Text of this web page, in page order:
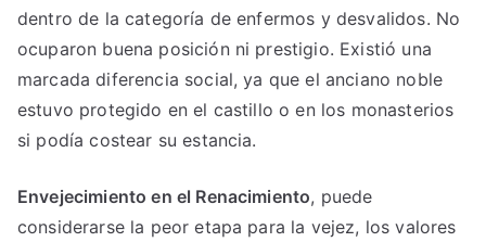
dentro de la categoría de enfermos y desvalidos. No
ocuparon buena posición ni prestigio. Existió una
marcada diferencia social, ya que el anciano noble
estuvo protegido en el castillo o en los monasterios
si podía costear su estancia.
Envejecimiento en el Renacimiento, puede
considerarse la peor etapa para la vejez, los valores